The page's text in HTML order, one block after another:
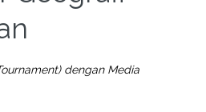
dengan Media